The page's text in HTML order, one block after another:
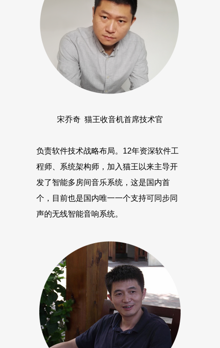
宋乔奇 猫王收音机首席技术官
负责软件技术战略布局。12年资深软件工
程师、系统架构师，加入猫王以来主导开
发了智能多房间音乐系统，这是国内首
个，目前也是国内唯一一个支持可同步同
声的无线智能音响系统。